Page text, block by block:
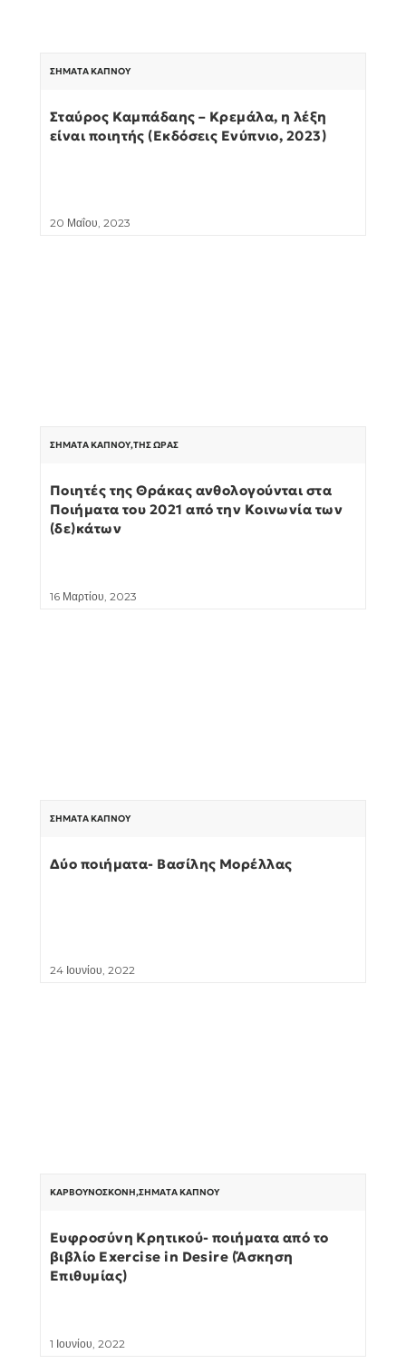
ΣΉΜΑΤΑ ΚΑΠΝΟΎ
Σταύρος Καμπάδαης – Κρεμάλα, η λέξη
είναι ποιητής (Εκδόσεις Ενύπνιο, 2023)
20 Μαΐου, 2023
ΣΉΜΑΤΑ ΚΑΠΝΟΎ,ΤΗΣ ΏΡΑΣ
Ποιητές της Θράκας ανθολογούνται στα
Ποιήματα του 2021 από την Κοινωνία των
(δε)κάτων
16 Μαρτίου, 2023
ΣΉΜΑΤΑ ΚΑΠΝΟΎ
Δύο ποιήματα- Βασίλης Μορέλλας
24 Ιουνίου, 2022
ΚΑΡΒΟΥΝΌΣΚΟΝΗ,ΣΉΜΑΤΑ ΚΑΠΝΟΎ
Ευφροσύνη Κρητικού- ποιήματα από το
βιβλίο Exercise in Desire (Άσκηση
Επιθυμίας)
1 Ιουνίου, 2022